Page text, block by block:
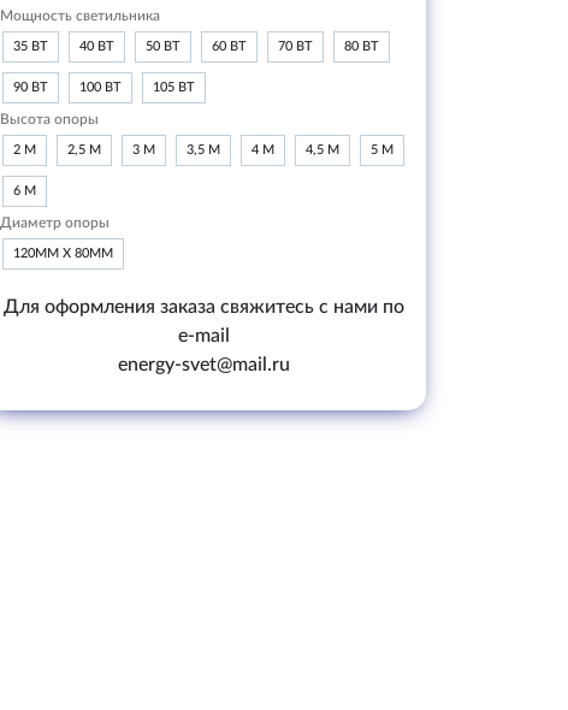
Мощность светильника
35 ВТ 40 ВТ 50 ВТ 60 ВТ 70 ВТ 80 ВТ
90 ВТ 100 ВТ 105 ВТ
Высота опоры
2 М 2,5 М 3 М 3,5 М 4 М 4,5 М 5 М
6 М
Диаметр опоры
120ММ Х 80ММ
Для оформления заказа свяжитесь с нами по
e-mail
energy-svet@mail.ru